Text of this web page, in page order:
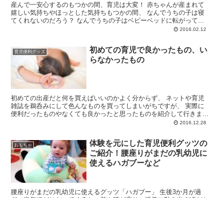
産んで一安心するのもつかの間、育児は大変！ 赤ちゃんが産まれて
嬉しい気持ちやほっとした気持ちもつかの間、 なんでうちの子は寝
てくれないのだろう？ なんでうちの子はベビーベッドに転がってい
2016.02.12
育児便利グッズ
初めての育児で良かったもの、い
らなかったもの
初めての出産だと何を買えばいいのかよく分からず、 ネットや育児
雑誌を鵜呑みにして色んなものを買ってしまいがちですが、 実際に
便利だったものやなくても良かったと思ったものを紹介して行きま
2016.12.28
おもちゃ
体験を元にした育児便利グッツの
ご紹介！腰座りがまだの乳幼児に
使えるハガブーなど
腰座りがまだの乳幼児に使えるグッツ「ハガブー」 生後3か月が過